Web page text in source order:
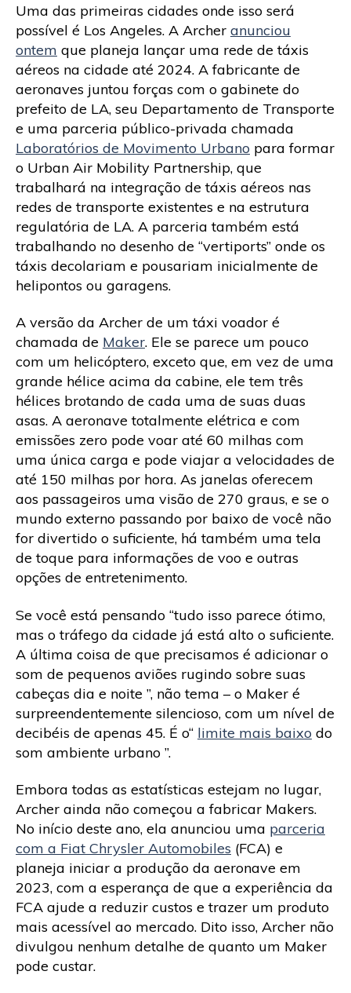
Uma das primeiras cidades onde isso será
possível é Los Angeles. A Archer anunciou
ontem que planeja lançar uma rede de táxis
aéreos na cidade até 2024. A fabricante de
aeronaves juntou forças com o gabinete do
prefeito de LA, seu Departamento de Transporte
e uma parceria público-privada chamada
Laboratórios de Movimento Urbano para formar
o Urban Air Mobility Partnership, que
trabalhará na integração de táxis aéreos nas
redes de transporte existentes e na estrutura
regulatória de LA. A parceria também está
trabalhando no desenho de “vertiports” onde os
táxis decolariam e pousariam inicialmente de
helipontos ou garagens.
A versão da Archer de um táxi voador é
chamada de Maker. Ele se parece um pouco
com um helicóptero, exceto que, em vez de uma
grande hélice acima da cabine, ele tem três
hélices brotando de cada uma de suas duas
asas. A aeronave totalmente elétrica e com
emissões zero pode voar até 60 milhas com
uma única carga e pode viajar a velocidades de
até 150 milhas por hora. As janelas oferecem
aos passageiros uma visão de 270 graus, e se o
mundo externo passando por baixo de você não
for divertido o suficiente, há também uma tela
de toque para informações de voo e outras
opções de entretenimento.
Se você está pensando “tudo isso parece ótimo,
mas o tráfego da cidade já está alto o suficiente.
A última coisa de que precisamos é adicionar o
som de pequenos aviões rugindo sobre suas
cabeças dia e noite ”, não tema – o Maker é
surpreendentemente silencioso, com um nível de
decibéis de apenas 45. É o“ limite mais baixo do
som ambiente urbano ”.
Embora todas as estatísticas estejam no lugar,
Archer ainda não começou a fabricar Makers.
No início deste ano, ela anunciou uma parceria
com a Fiat Chrysler Automobiles (FCA) e
planeja iniciar a produção da aeronave em
2023, com a esperança de que a experiência da
FCA ajude a reduzir custos e trazer um produto
mais acessível ao mercado. Dito isso, Archer não
divulgou nenhum detalhe de quanto um Maker
pode custar.